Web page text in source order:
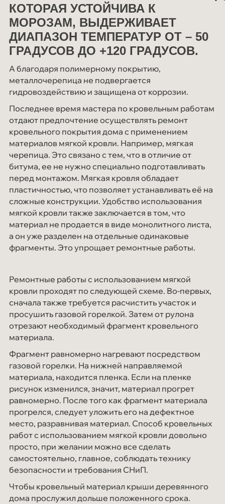
КОТОРАЯ УСТОЙЧИВА К
МОРОЗАМ, ВЫДЕРЖИВАЕТ
ДИАПАЗОН ТЕМПЕРАТУР ОТ – 50
ГРАДУСОВ ДО +120 ГРАДУСОВ.
А благодаря полимерному покрытию,
металлочерепица не подвергается
гидровоздействию и защищена от коррозии.
Последнее время мастера по кровельным работам
отдают предпочтение осуществлять ремонт
кровельного покрытия дома с применением
материалов мягкой кровли. Например, мягкая
черепица. Это связано с тем, что в отличие от
битума, ее не нужно специально подготавливать
перед монтажом. Мягкая кровля обладает
пластичностью, что позволяет устанавливать её на
сложные конструкции. Удобство использования
мягкой кровли также заключается в том, что
материал не продается в виде монолитного листа,
а он уже разделен на отдельные одинаковые
фрагменты. Это упрощает ремонтные работы.
Ремонтные работы с использованием мягкой
кровли проходят по следующей схеме. Во-первых,
сначала также требуется расчистить участок и
просушить газовой горелкой. Затем от рулона
отрезают необходимый фрагмент кровельного
материала.
Фрагмент равномерно нагревают посредством
газовой горелки. На нижней направляемой
материала, находится пленка. Если на пленке
рисунок изменился, значит, материал прогрет
равномерно. После того как фрагмент материала
прогрелся, следует уложить его на дефектное
место, разравнивая материал. Способ кровельных
работ с использованием мягкой кровли довольно
просто, при желании можно все сделать
самостоятельно, главное, соблюдать технику
безопасности и требования СНиП.
Чтобы кровельный материал крыши деревянного
дома прослужил дольше положенного срока.